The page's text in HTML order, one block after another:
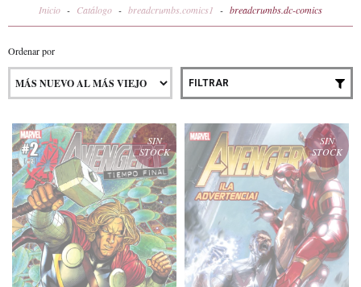
Inicio - Catálogo - breadcrumbs.comics1 - breadcrumbs.dc-comics
Ordenar por
FILTRAR
SIN
STOCK
SIN
STOCK